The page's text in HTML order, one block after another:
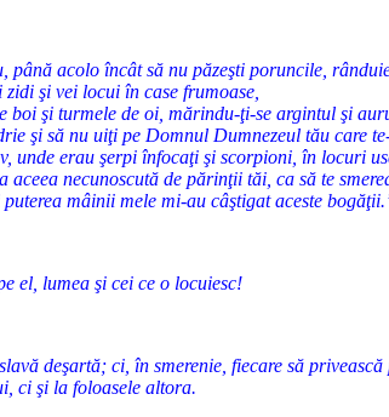
până acolo încât să nu păzeşti poruncile,
şi vei locui în case frumoase,
boi şi turmele de oi, mărindu-ţi-se argintul şi
şi să nu uiţi pe Domnul Dumnezeul tău care
unde erau şerpi înfocaţi şi scorpioni, în locuri
necunoscută de părinţii tăi, ca să te
mâinii mele mi-au câştigat aceste
el, lumea şi cei ce o locuiesc!
deşartă; ci, în smerenie, fiecare să privească
ci şi la foloasele altora.